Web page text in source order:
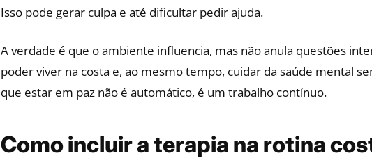
Isso pode gerar culpa e até dificultar pedir ajuda.
A verdade é que o ambiente influencia, mas não anula questões
poder viver na costa e, ao mesmo tempo, cuidar da saúde mental
que estar em paz não é automático, é um trabalho contínuo.
Como incluir a terapia na rotina